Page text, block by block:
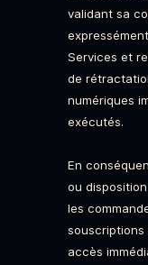
validant sa
Services et
de
numériques
exécutés.
En
ou
les
souscriptions
accès